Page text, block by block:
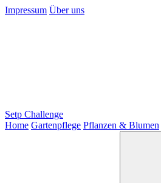
Impressum Über uns
Setp Challenge
Home Gartenpflege Pflanzen & Blumen